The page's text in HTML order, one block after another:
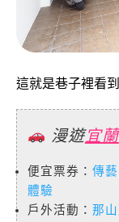
這就是巷子裡看
漫遊宜蘭
便宜票券： 傳
體驗
戶外活動： 那